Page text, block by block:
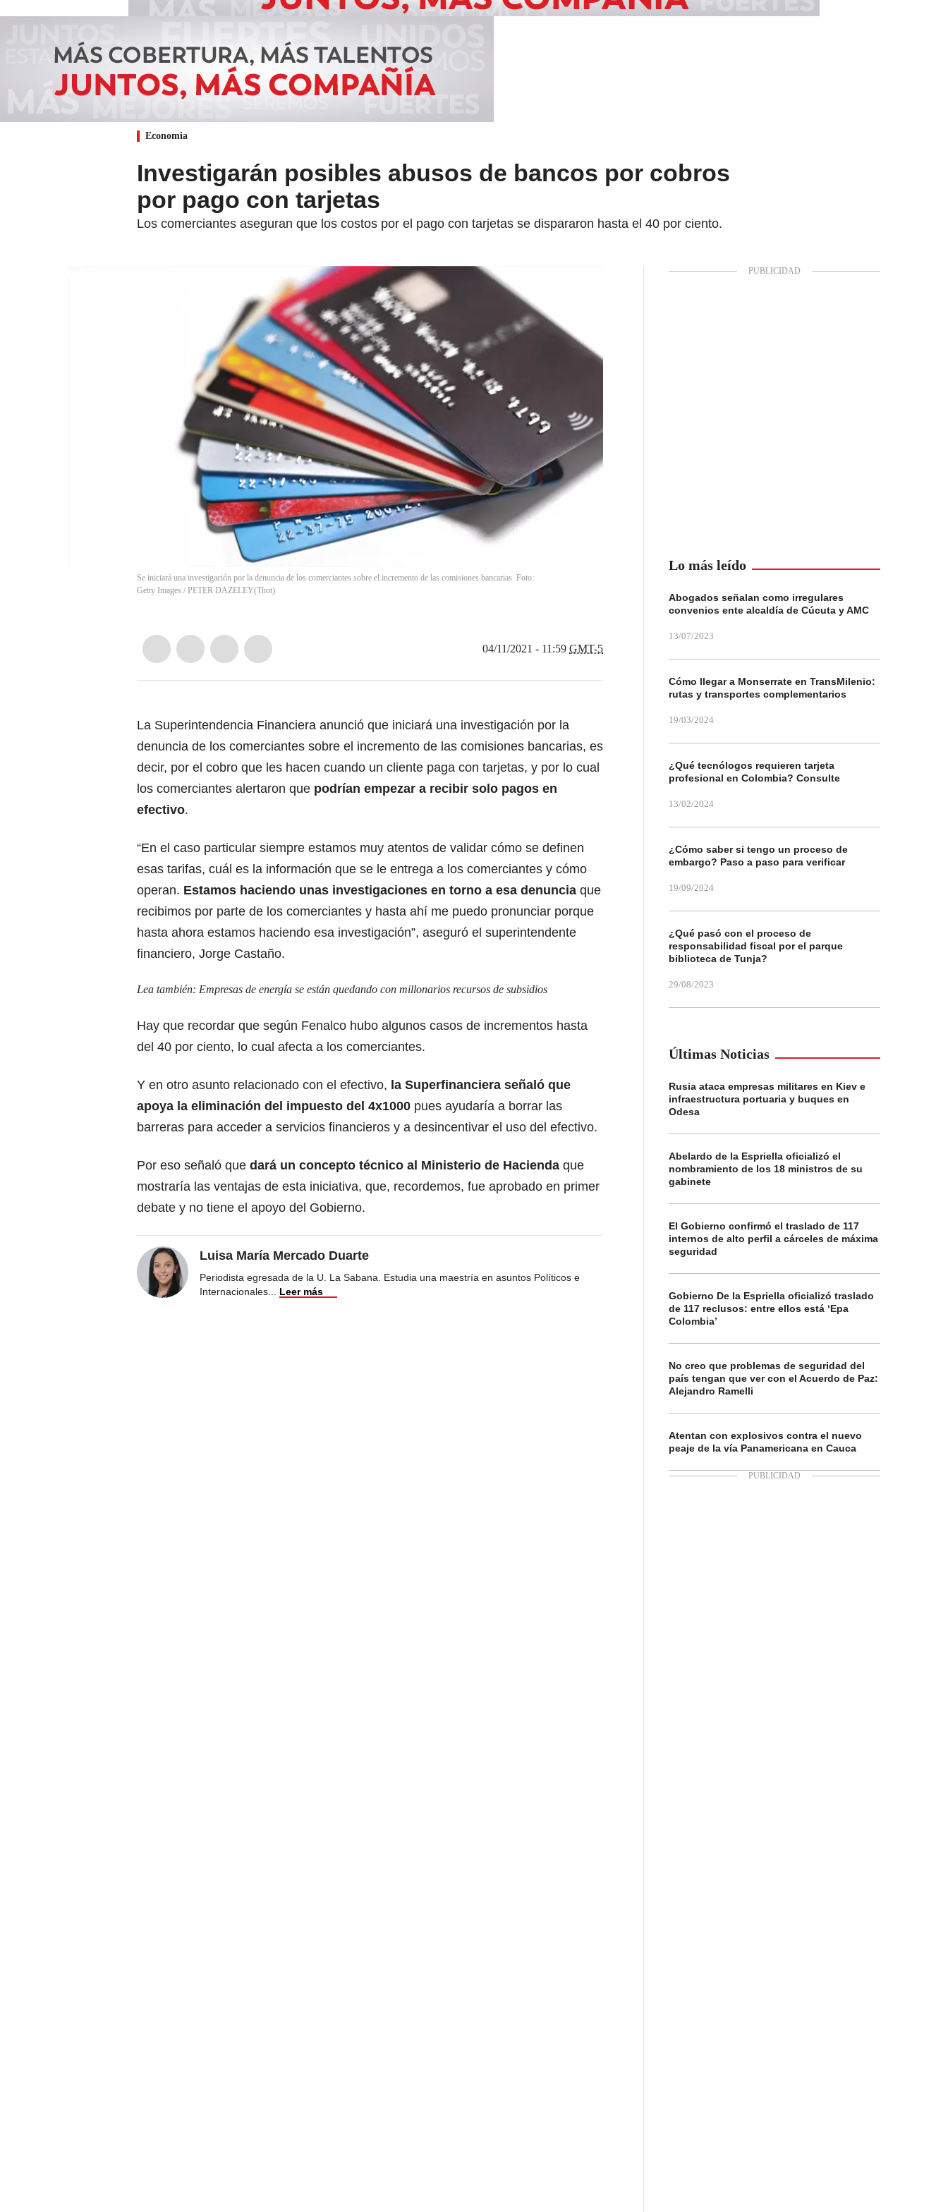
Economia
Investigarán posibles abusos de bancos por cobros
por pago con tarjetas
Los comerciantes aseguran que los costos por el pago con tarjetas se dispararon hasta el 40 por ciento.
Se iniciará una investigación por la denuncia de los comerciantes sobre el incremento de las comisiones bancarias. Foto:
Getty Images / PETER DAZELEY(Thot)
04/11/2021 - 11:59 GMT-5
La Superintendencia Financiera anunció que iniciará una investigación por la
denuncia de los comerciantes sobre el incremento de las comisiones bancarias, es
decir, por el cobro que les hacen cuando un cliente paga con tarjetas, y por lo cual
los comerciantes alertaron que podrían empezar a recibir solo pagos en
efectivo.
“En el caso particular siempre estamos muy atentos de validar cómo se definen
esas tarifas, cuál es la información que se le entrega a los comerciantes y cómo
operan. Estamos haciendo unas investigaciones en torno a esa denuncia que
recibimos por parte de los comerciantes y hasta ahí me puedo pronunciar porque
hasta ahora estamos haciendo esa investigación”, aseguró el superintendente
financiero, Jorge Castaño.
Lea también: Empresas de energía se están quedando con millonarios recursos de subsidios
Hay que recordar que según Fenalco hubo algunos casos de incrementos hasta
del 40 por ciento, lo cual afecta a los comerciantes.
Y en otro asunto relacionado con el efectivo, la Superfinanciera señaló que
apoya la eliminación del impuesto del 4x1000 pues ayudaría a borrar las
barreras para acceder a servicios financieros y a desincentivar el uso del efectivo.
Por eso señaló que dará un concepto técnico al Ministerio de Hacienda que
mostraría las ventajas de esta iniciativa, que, recordemos, fue aprobado en primer
debate y no tiene el apoyo del Gobierno.
Luisa María Mercado Duarte
Periodista egresada de la U. La Sabana. Estudia una maestría en asuntos Políticos e
Internacionales
Leer más
Lo más leído
Abogados señalan como irregulares
convenios ente alcaldía de Cúcuta y AMC
13/07/2023
Cómo llegar a Monserrate en TransMilenio:
rutas y transportes complementarios
19/03/2024
¿Qué tecnólogos requieren tarjeta
profesional en Colombia? Consulte
13/02/2024
¿Cómo saber si tengo un proceso de
embargo? Paso a paso para verificar
19/09/2024
¿Qué pasó con el proceso de
responsabilidad fiscal por el parque
biblioteca de Tunja?
29/08/2023
Últimas Noticias
Rusia ataca empresas militares en Kiev e
infraestructura portuaria y buques en
Odesa
Abelardo de la Espriella oficializó el
nombramiento de los 18 ministros de su
gabinete
El Gobierno confirmó el traslado de 117
internos de alto perfil a cárceles de máxima
seguridad
Gobierno De la Espriella oficializó traslado
de 117 reclusos: entre ellos está ‘Epa
Colombia’
No creo que problemas de seguridad del
país tengan que ver con el Acuerdo de Paz:
Alejandro Ramelli
Atentan con explosivos contra el nuevo
peaje de la vía Panamericana en Cauca